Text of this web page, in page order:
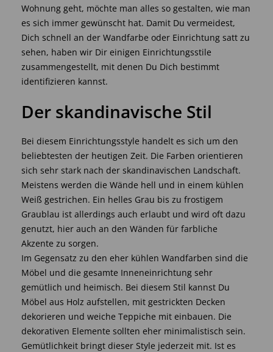
Wohnung geht, möchte man alles so gestalten, wie man
es sich immer gewünscht hat. Damit Du vermeidest,
Dich schnell an der Wandfarbe oder Einrichtung satt zu
sehen, haben wir Dir einigen Einrichtungsstile
zusammengestellt, mit denen Du Dich bestimmt
identifizieren kannst.
Der skandinavische Stil
Bei diesem Einrichtungsstyle handelt es sich um den
beliebtesten der heutigen Zeit. Die Farben orientieren
sich sehr stark nach der skandinavischen Landschaft.
Meistens werden die Wände hell und in einem kühlen
Weiß gestrichen. Ein helles Grau bis zu frostigem
Graublau ist allerdings auch erlaubt und wird oft dazu
genutzt, hier auch an den Wänden für farbliche
Akzente zu sorgen.
Im Gegensatz zu den eher kühlen Wandfarben sind die
Möbel und die gesamte Inneneinrichtung sehr
gemütlich und heimisch. Bei diesem Stil kannst Du
Möbel aus Holz aufstellen, mit gestrickten Decken
dekorieren und weiche Teppiche mit einbauen. Die
dekorativen Elemente sollten eher minimalistisch sein.
Gemütlichkeit bringt dieser Style jederzeit mit. Ist es